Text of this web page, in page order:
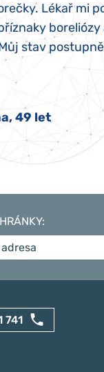
Lékař mi
boreliózy
stav
49 let
:
741